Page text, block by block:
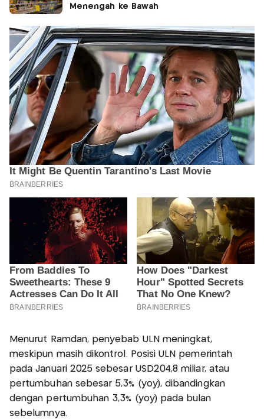
Menengah ke Bawah
Menurut Ramdan, penyebab ULN meningkat,
meskipun masih dikontrol. Posisi ULN pemerintah
pada Januari 2025 sebesar USD204,8 miliar, atau
pertumbuhan sebesar 5,3% (yoy), dibandingkan
dengan pertumbuhan 3,3% (yoy) pada bulan
sebelumnya.